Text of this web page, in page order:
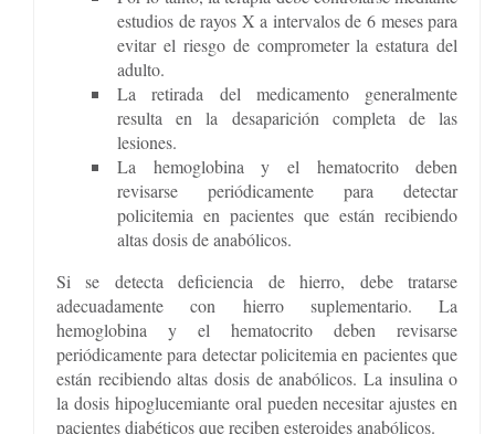
estudios de rayos X a intervalos de 6 meses para
evitar el riesgo de comprometer la estatura del
adulto.
La retirada del medicamento generalmente
resulta en la desaparición completa de las
lesiones.
La hemoglobina y el hematocrito deben
revisarse periódicamente para detectar
policitemia en pacientes que están recibiendo
altas dosis de anabólicos.
Si se detecta deficiencia de hierro, debe tratarse
adecuadamente con hierro suplementario. La
hemoglobina y el hematocrito deben revisarse
periódicamente para detectar policitemia en pacientes que
están recibiendo altas dosis de anabólicos. La insulina o
la dosis hipoglucemiante oral pueden necesitar ajustes en
pacientes diabéticos que reciben esteroides anabólicos.